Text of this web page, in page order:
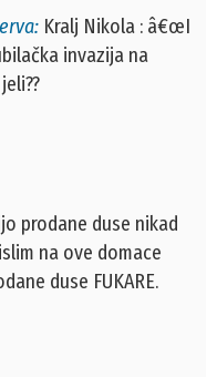
Kralj Nikola : â€œI
invazija na
prodane duse nikad
na ove domace
duse FUKARE.